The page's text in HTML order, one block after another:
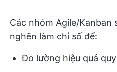
Các nhóm Agile/Kanban
nghẽn làm chỉ số để:
Đo lường hiệu quả